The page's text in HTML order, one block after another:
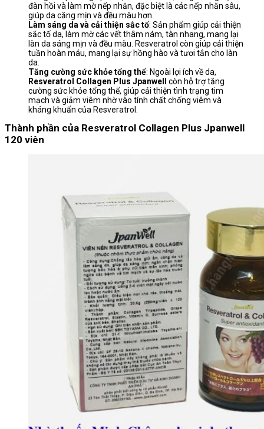
đàn hồi và làm mờ nếp nhăn, đặc biệt là các nếp nhăn sâu,
giúp da căng mịn và đều màu hơn.
Làm sáng da và cải thiện sắc tố: Sản phẩm giúp cải thiện
sắc tố da, làm mờ các vết thâm nám, tàn nhang, mang lại
làn da sáng mịn và đều màu. Resveratrol còn giúp cải thiện
tuần hoàn máu, mang lại sự hồng hào và tươi tắn cho làn
da.
Tăng cường sức khỏe tổng thể: Ngoài lợi ích về da,
Resveratrol Collagen Plus Jpanwell
còn hỗ trợ tăng
cường sức khỏe tổng thể, giúp cải thiện tình trạng tim
mạch và giảm viêm nhờ vào tính chất chống viêm và
kháng khuẩn của Resveratrol.
Thành phần của Resveratrol Collagen Plus Jpanwell
120 viên